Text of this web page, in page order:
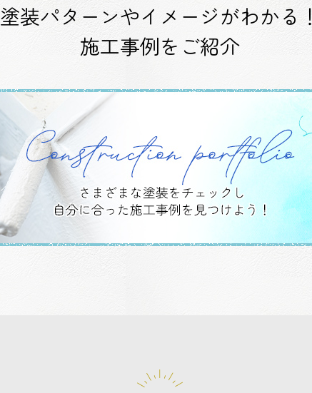
塗装パターンやイメージがわかる！
施工事例をご紹介